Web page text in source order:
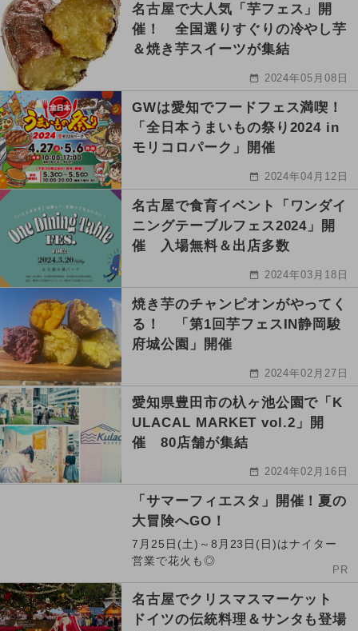
名古屋で大人気「芋フェス」開
催！ 全国選りすぐりの冷やし芋
＆焼き芋スイーツが集結
2024年05月08日
GWは愛知でフードフェス満喫！
「全日本うまいもの祭り2024 in
モリコロパーク」開催
2024年04月12日
名古屋で食育イベント「ワンダイ
ニングテーブルフェス2024」開
催 入場無料＆出店多数
2024年03月18日
焼き芋のチャンピオンがやってく
る！ 「第1回芋フェスIN静岡駿
府城公園」開催
2024年02月27日
愛知県豊田市の杁ヶ池公園で「K
ULACAL MARKET vol.2」開
催 80店舗が集結
2024年02月16日
「サマーフィエスタ」開催！夏の
大冒険へGO！
7月25日(土)～8月23日(日)はナイター
営業で花火も◎
PR
名古屋でクリスマスマーケット
ドイツの伝統料理＆サンタも登場